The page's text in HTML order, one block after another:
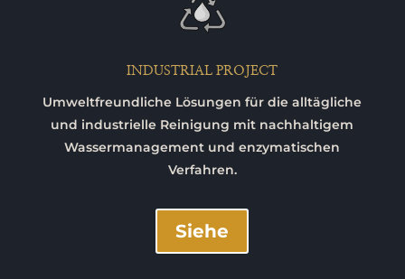
INDUSTRIAL PROJECT
Umweltfreundliche Lösungen für die alltägliche
und industrielle Reinigung mit nachhaltigem
Wassermanagement und enzymatischen
Verfahren.
Siehe